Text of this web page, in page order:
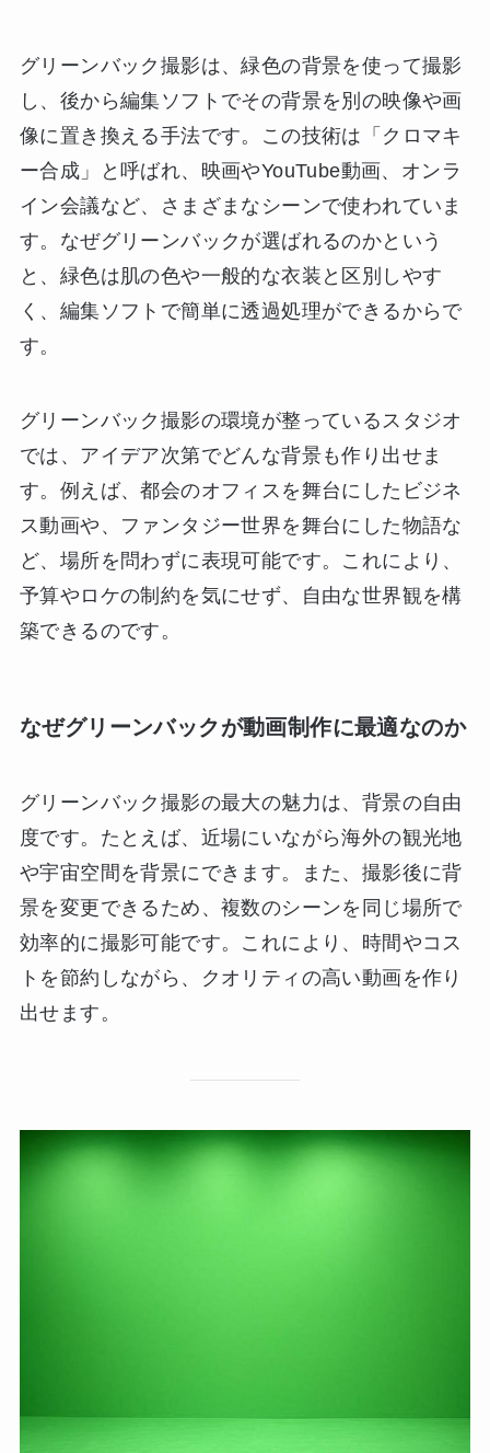
グリーンバック撮影は、緑色の背景を使って撮影
し、後から編集ソフトでその背景を別の映像や画
像に置き換える手法です。この技術は「クロマキ
ー合成」と呼ばれ、映画やYouTube動画、オンラ
イン会議など、さまざまなシーンで使われていま
す。なぜグリーンバックが選ばれるのかという
と、緑色は肌の色や一般的な衣装と区別しやす
く、編集ソフトで簡単に透過処理ができるからで
す。
グリーンバック撮影の環境が整っているスタジオ
では、アイデア次第でどんな背景も作り出せま
す。例えば、都会のオフィスを舞台にしたビジネ
ス動画や、ファンタジー世界を舞台にした物語な
ど、場所を問わずに表現可能です。これにより、
予算やロケの制約を気にせず、自由な世界観を構
築できるのです。
なぜグリーンバックが動画制作に最適なのか
グリーンバック撮影の最大の魅力は、背景の自由
度です。たとえば、近場にいながら海外の観光地
や宇宙空間を背景にできます。また、撮影後に背
景を変更できるため、複数のシーンを同じ場所で
効率的に撮影可能です。これにより、時間やコス
トを節約しながら、クオリティの高い動画を作り
出せます。